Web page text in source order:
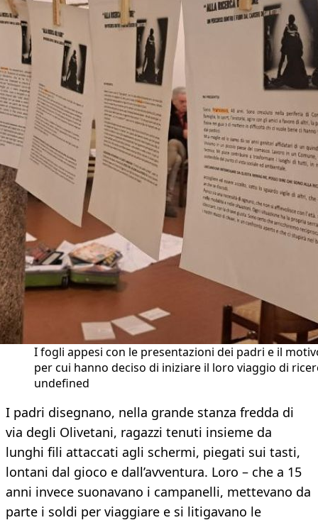
I fogli appesi con le presentazioni dei padri e il
per cui hanno deciso di iniziare il loro viaggio di
undefined
I padri disegnano, nella grande stanza fredda di
via degli Olivetani, ragazzi tenuti insieme da
lunghi fili attaccati agli schermi, piegati sui tasti,
lontani dal gioco e dall’avventura. Loro – che a 15
anni invece suonavano i campanelli, mettevano da
parte i soldi per viaggiare e si litigavano le